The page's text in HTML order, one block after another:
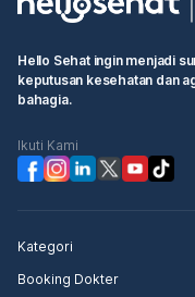
Hello Sehat ingin menjadi
keputusan kesehatan dan
bahagia.
Ikuti Kami
Kategori
Booking Dokter